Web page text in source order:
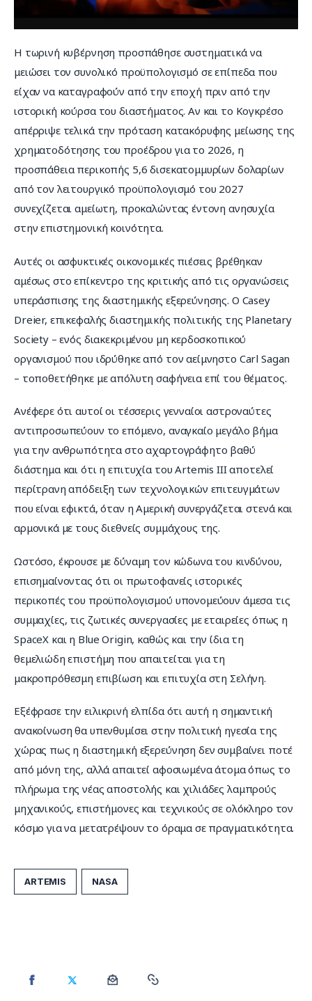
Η τωρινή κυβέρνηση προσπάθησε συστηματικά να
μειώσει τον συνολικό προϋπολογισμό σε επίπεδα που
είχαν να καταγραφούν από την εποχή πριν από την
ιστορική κούρσα του διαστήματος. Αν και το Κογκρέσο
απέρριψε τελικά την πρόταση κατακόρυφης μείωσης της
χρηματοδότησης του προέδρου για το 2026, η
προσπάθεια περικοπής 5,6 δισεκατομμυρίων δολαρίων
από τον λειτουργικό προϋπολογισμό του 2027
συνεχίζεται αμείωτη, προκαλώντας έντονη ανησυχία
στην επιστημονική κοινότητα.
Αυτές οι ασφυκτικές οικονομικές πιέσεις βρέθηκαν
αμέσως στο επίκεντρο της κριτικής από τις οργανώσεις
υπεράσπισης της διαστημικής εξερεύνησης. Ο Casey
Dreier, επικεφαλής διαστημικής πολιτικής της Planetary
Society – ενός διακεκριμένου μη κερδοσκοπικού
οργανισμού που ιδρύθηκε από τον αείμνηστο Carl Sagan
– τοποθετήθηκε με απόλυτη σαφήνεια επί του θέματος.
Ανέφερε ότι αυτοί οι τέσσερις γενναίοι αστροναύτες
αντιπροσωπεύουν το επόμενο, αναγκαίο μεγάλο βήμα
για την ανθρωπότητα στο αχαρτογράφητο βαθύ
διάστημα και ότι η επιτυχία του Artemis III αποτελεί
περίτρανη απόδειξη των τεχνολογικών επιτευγμάτων
που είναι εφικτά, όταν η Αμερική συνεργάζεται στενά και
αρμονικά με τους διεθνείς συμμάχους της.
Ωστόσο, έκρουσε με δύναμη τον κώδωνα του κινδύνου,
επισημαίνοντας ότι οι πρωτοφανείς ιστορικές
περικοπές του προϋπολογισμού υπονομεύουν άμεσα τις
συμμαχίες, τις ζωτικές συνεργασίες με εταιρείες όπως η
SpaceX και η Blue Origin, καθώς και την ίδια τη
θεμελιώδη επιστήμη που απαιτείται για τη
μακροπρόθεσμη επιβίωση και επιτυχία στη Σελήνη.
Εξέφρασε την ειλικρινή ελπίδα ότι αυτή η σημαντική
ανακοίνωση θα υπενθυμίσει στην πολιτική ηγεσία της
χώρας πως η διαστημική εξερεύνηση δεν συμβαίνει ποτέ
από μόνη της, αλλά απαιτεί αφοσιωμένα άτομα όπως το
πλήρωμα της νέας αποστολής και χιλιάδες λαμπρούς
μηχανικούς, επιστήμονες και τεχνικούς σε ολόκληρο τον
κόσμο για να μετατρέψουν το όραμα σε πραγματικότητα.
ARTEMIS NASA